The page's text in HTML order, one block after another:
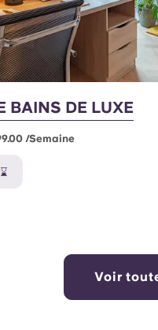
BAINS DE LUXE
/semaine
Voir